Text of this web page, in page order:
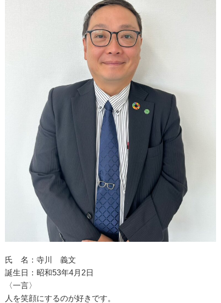
氏 名：寺川 義文
誕生日：昭和53年4月2日
〈一言〉
人を笑顔にするのが好きです。